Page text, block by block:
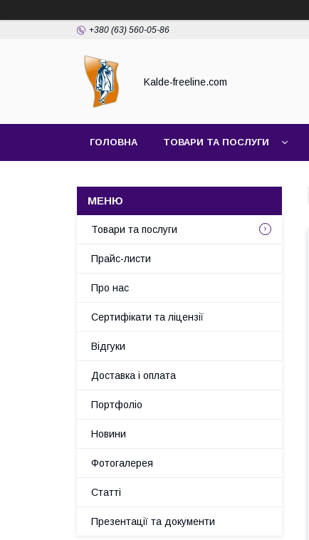
+380 (63) 560-05-86
Kalde-freeline.com
ГОЛОВНА ТОВАРИ ТА ПОСЛУГИ
Товари та послуги
Прайс-листи
Про нас
Сертифікати та ліцензії
Відгуки
Доставка і оплата
Портфоліо
Новини
Фотогалерея
Статті
Презентації та документи